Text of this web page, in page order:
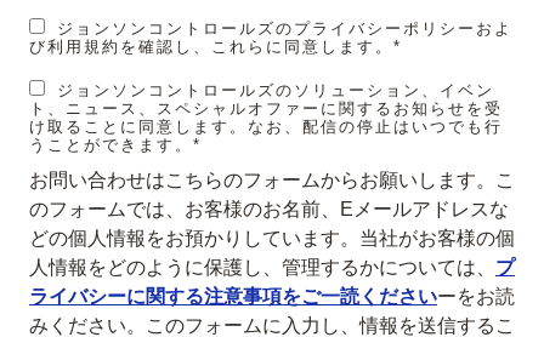
ジョンソンコントロールズのプライバシーポリシーおよ
び利用規約を確認し、これらに同意します。*
ジョンソンコントロールズのソリューション、イベン
ト、ニュース、スペシャルオファーに関するお知らせを受
け取ることに同意します。なお、配信の停止はいつでも行
うことができます。*
お問い合わせはこちらのフォームからお願いします。こ
のフォームでは、お客様のお名前、Eメールアドレスな
どの個人情報をお預かりしています。当社がお客様の個
人情報をどのように保護し、管理するかについては、 プ
ライバシーに関する注意事項をご一読くださいーをお読
みください。このフォームに入力し、情報を送信するこ